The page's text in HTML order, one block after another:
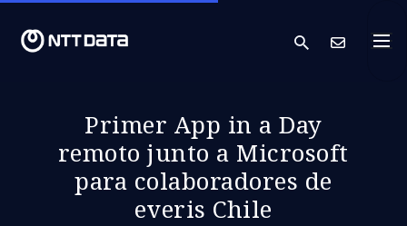
search
Primer App in a Day
remoto junto a Microsoft
para colaboradores de
everis Chile